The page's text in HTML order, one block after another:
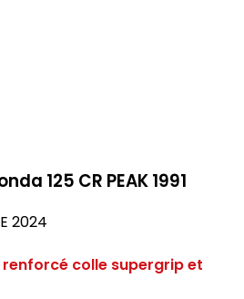
125 CR PEAK 1991
2024
renforcé colle supergrip et